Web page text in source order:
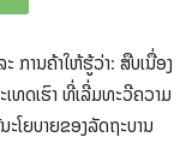
ການຄ້າໃຫ້ຮູ້ວ່າ: ສືບເນື່ອງ
ທດເຮົາ ທີ່ເລີ່ມທະວີຄວາມ
ໂຍບາຍຂອງລັດຖະບານ